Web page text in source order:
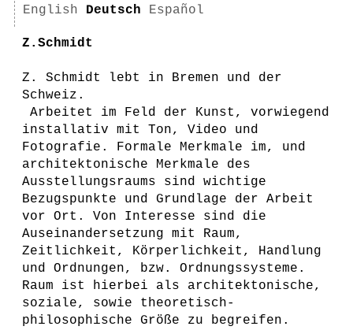
English Deutsch Español
Z.Schmidt
Z. Schmidt lebt in Bremen und der
Schweiz.
Arbeitet im Feld der Kunst, vorwiegend
installativ mit Ton, Video und
Fotografie. Formale Merkmale im, und
architektonische Merkmale des
Ausstellungsraums sind wichtige
Bezugspunkte und Grundlage der Arbeit
vor Ort. Von Interesse sind die
Auseinandersetzung mit Raum,
Zeitlichkeit, Körperlichkeit, Handlung
und Ordnungen, bzw. Ordnungssysteme.
Raum ist hierbei als architektonische,
soziale, sowie theoretisch-
philosophische Größe zu begreifen.